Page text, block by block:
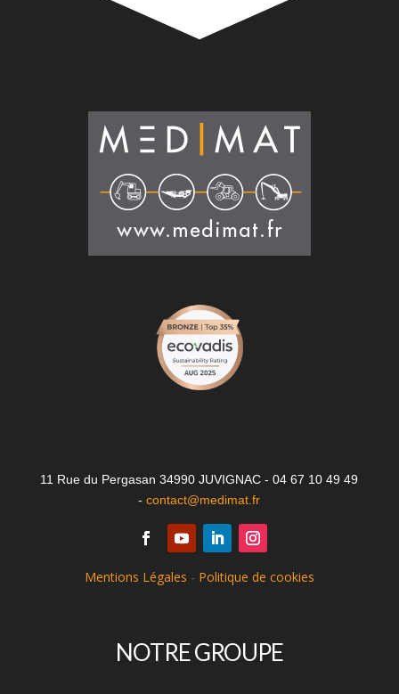
11 Rue du Pergasan 34990 JUVIGNAC - 04 67 10 49 49
-contact@medimat.fr
Mentions Légales - Politique de cookies
NOTRE GROUPE